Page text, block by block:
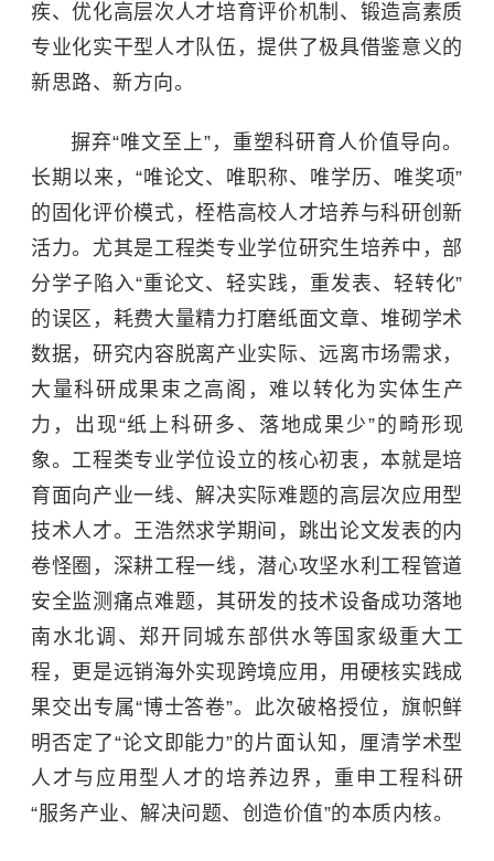
疾、优化高层次人才培育评价机制、锻造高素质
专业化实干型人才队伍，提供了极具借鉴意义的
新思路、新方向。
摒弃“唯文至上”，重塑科研育人价值导向。
长期以来，“唯论文、唯职称、唯学历、唯奖项”
的固化评价模式，桎梏高校人才培养与科研创新
活力。尤其是工程类专业学位研究生培养中，部
分学子陷入“重论文、轻实践，重发表、轻转化”
的误区，耗费大量精力打磨纸面文章、堆砌学术
数据，研究内容脱离产业实际、远离市场需求，
大量科研成果束之高阁，难以转化为实体生产
力，出现“纸上科研多、落地成果少”的畸形现
象。工程类专业学位设立的核心初衷，本就是培
育面向产业一线、解决实际难题的高层次应用型
技术人才。王浩然求学期间，跳出论文发表的内
卷怪圈，深耕工程一线，潜心攻坚水利工程管道
安全监测痛点难题，其研发的技术设备成功落地
南水北调、郑开同城东部供水等国家级重大工
程，更是远销海外实现跨境应用，用硬核实践成
果交出专属“博士答卷”。此次破格授位，旗帜鲜
明否定了“论文即能力”的片面认知，厘清学术型
人才与应用型人才的培养边界，重申工程科研
“服务产业、解决问题、创造价值”的本质内核。